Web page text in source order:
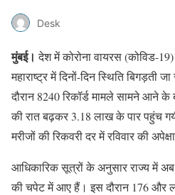
Desk
मुंबई। देश में कोरोना वायरस (कोविड-
महाराष्ट्र में दिनों-दिन स्थिति बिगड़ती
दौरान 8240 रिकॉर्ड मामले सामने आने के
की रात बढ़कर 3.18 लाख के पार पहुंच
मरीजों की रिकवरी दर में रविवार की
आधिकारिक सूत्रों के अनुसार राज्य में
की चपेट में आए हैं। इस दौरान 176 और